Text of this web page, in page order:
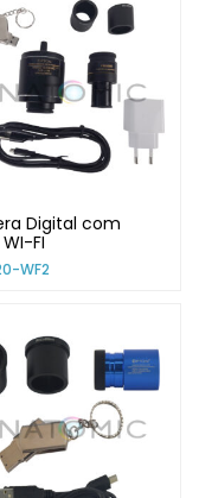
Digital com
FI
WF2